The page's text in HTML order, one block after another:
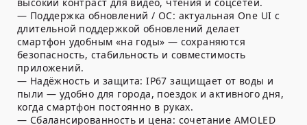
высокий контраст для видео, чтения и соцсетей.
— Поддержка обновлений / ОС: актуальная One UI с
длительной поддержкой обновлений делает
смартфон удобным «на годы» — сохраняются
безопасность, стабильность и совместимость
приложений.
— Надёжность и защита: IP67 защищает от воды и
пыли — удобно для города, поездок и активного дня,
когда смартфон постоянно в руках.
— Сбалансированность и цена: сочетание AMOLED